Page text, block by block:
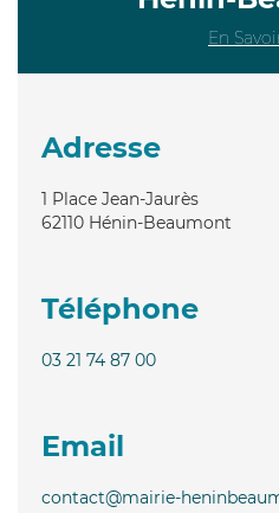
En
Adresse
1 Place Jean-Jaurès
62110 Hénin-Beaumont
Téléphone
03 21 74 87 00
Email
contact@mairie-